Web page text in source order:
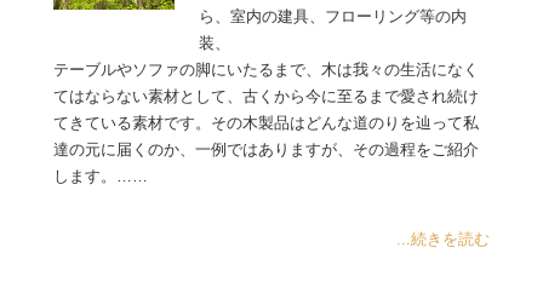
ら、室内の建具、フローリング等の内
装、
テーブルやソファの脚にいたるまで、木は我々の生活になく
てはならない素材として、古くから今に至るまで愛され続け
てきている素材です。その木製品はどんな道のりを辿って私
達の元に届くのか、一例ではありますが、その過程をご紹介
します。……
...続きを読む